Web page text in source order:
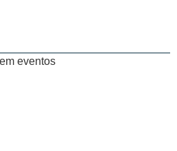
eventos